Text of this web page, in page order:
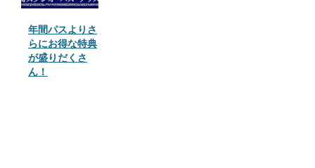
年間パスよりさ
らにお得な特典
が盛りだくさ
ん！